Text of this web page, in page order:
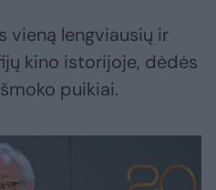
vieną lengviausių ir
kino istorijoje, dėdės
puikiai.